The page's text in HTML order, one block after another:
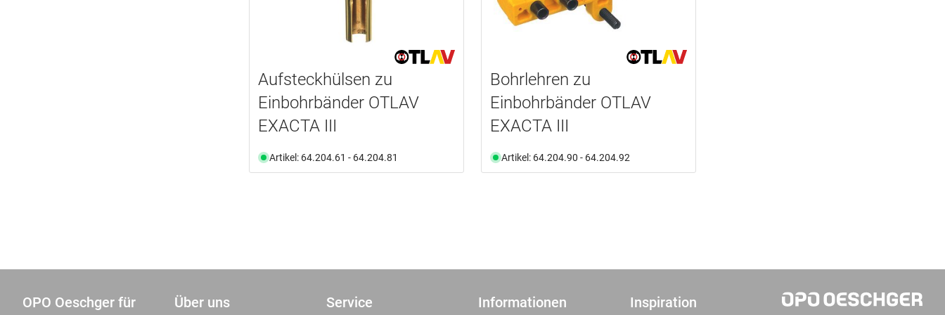
Aufsteckhülsen zu
Einbohrbänder OTLAV
EXACTA III
Artikel: 64.204.61 - 64.204.81
Bohrlehren zu
Einbohrbänder OTLAV
EXACTA III
Artikel: 64.204.90 - 64.204.92
OPO Oeschger für Über uns Service Informationen Inspiration